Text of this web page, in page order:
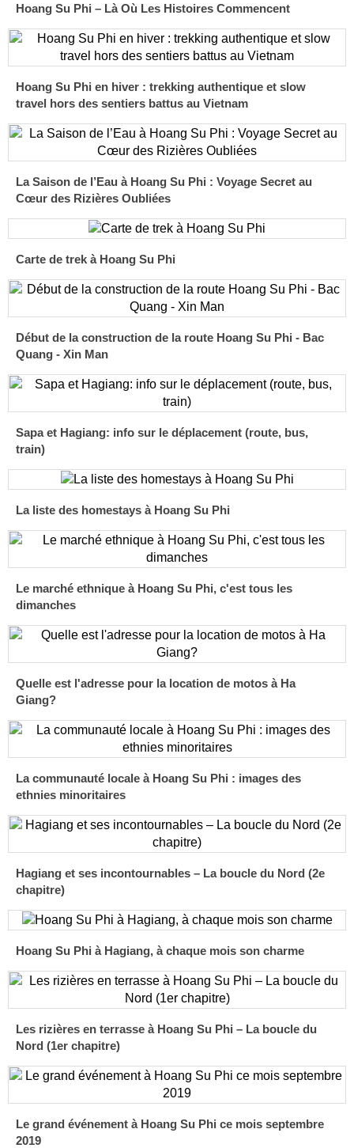
Hoang Su Phi – Là Où Les Histoires Commencent
Hoang Su Phi en hiver : trekking authentique et slow
travel hors des sentiers battus au Vietnam
La Saison de l’Eau à Hoang Su Phi : Voyage Secret au
Cœur des Rizières Oubliées
Carte de trek à Hoang Su Phi
Début de la construction de la route Hoang Su Phi - Bac
Quang - Xin Man
Sapa et Hagiang: info sur le déplacement (route, bus,
train)
La liste des homestays à Hoang Su Phi
Le marché ethnique à Hoang Su Phi, c'est tous les
dimanches
Quelle est l'adresse pour la location de motos à Ha
Giang?
La communauté locale à Hoang Su Phi : images des
ethnies minoritaires
Hagiang et ses incontournables – La boucle du Nord (2e
chapitre)
Hoang Su Phi à Hagiang, à chaque mois son charme
Les rizières en terrasse à Hoang Su Phi – La boucle du
Nord (1er chapitre)
Le grand événement à Hoang Su Phi ce mois septembre
2019